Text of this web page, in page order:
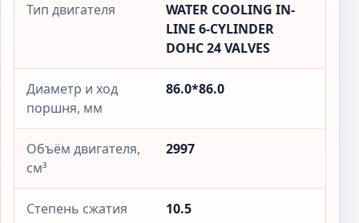
Тип двигателя
WATER COOLING IN-
LINE 6-CYLINDER
DOHC 24 VALVES
Диаметр и ход
поршня, мм
86.0*86.0
Объём двигателя,
см³
2997
Степень сжатия 10.5